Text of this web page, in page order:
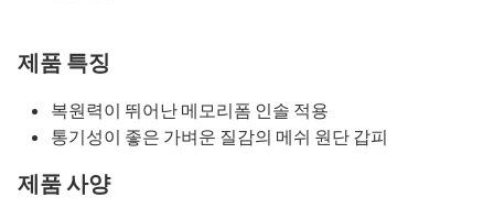
제품 특징
복원력이 뛰어난 메모리폼 인솔 적용
통기성이 좋은 가벼운 질감의 메쉬 원단 갑피
제품 사양